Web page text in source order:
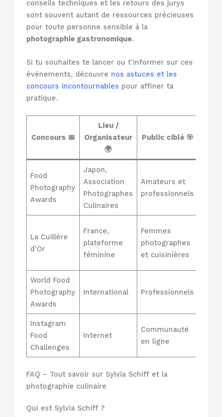
conseils techniques et les retours des jurys
sont souvent autant de ressources précieuses
pour toute personne sensible à la
photographie gastronomique.
Si tu souhaites te lancer ou t’informer sur ces
événements, découvre nos astuces et les
concours incontournables pour affiner ta
pratique.
Concours 📅
Lieu /
Organisateur
🌍
Public ciblé 🎯
Food
Photography
Awards
Japon,
Association
Photographes
Culinaires
Amateurs et
professionnels
La Cuillère
d’Or
France,
plateforme
féminine
Femmes
photographes
et cuisinières
World Food
Photography
Awards
International Professionnels
Instagram
Food
Challenges
Internet
Communauté
en ligne
FAQ – Tout savoir sur Sylvia Schiff et la
photographie culinaire
Qui est Sylvia Schiff ?